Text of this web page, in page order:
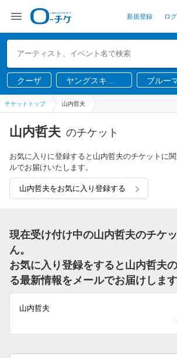
新規登録 ロ
クーザ
ヤングスキニ
ー
ブルー
チケットトップ 山内哲夫
山内哲夫 のチケット
お気に入りに登録すると山内哲夫のチケットに
ルでお届けいたします。
山内哲夫をお気に入り登録する
現在受け付け中の山内哲夫のチケ
ん。
お気に入り登録をすると山内哲夫
る最新情報をメールでお届けします
山内哲夫